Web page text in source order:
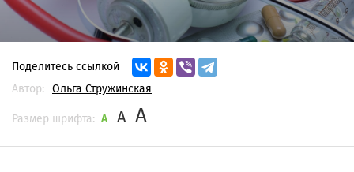
Поделитесь ссылкой
Автор:
Ольга Стружинская
Размер шрифта: A A A